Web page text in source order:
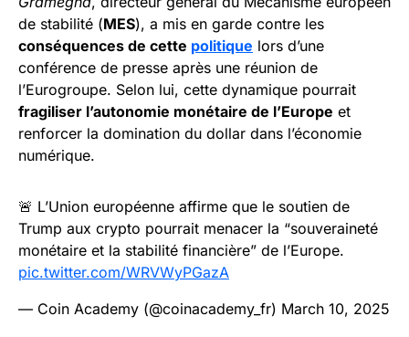
de stabilité (MES), a mis en garde contre les
conséquences de cette politique lors d’une
conférence de presse après une réunion de
l’Eurogroupe. Selon lui, cette dynamique pourrait
fragiliser l’autonomie monétaire de l’Europe et
renforcer la domination du dollar dans l’économie
numérique.
🚨 L’Union européenne affirme que le soutien de
Trump aux crypto pourrait menacer la “souveraineté
monétaire et la stabilité financière” de l’Europe.
pic.twitter.com/WRVWyPGazA
— Coin Academy (@coinacademy_fr) March 10, 2025